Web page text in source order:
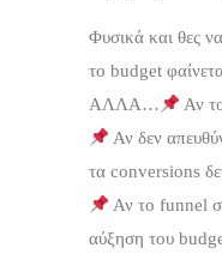
Φυσικά και θες
το budget
ΑΛΛΑ…
Αν
Αν δεν
τα conversions
Αν το funnel
αύξηση του